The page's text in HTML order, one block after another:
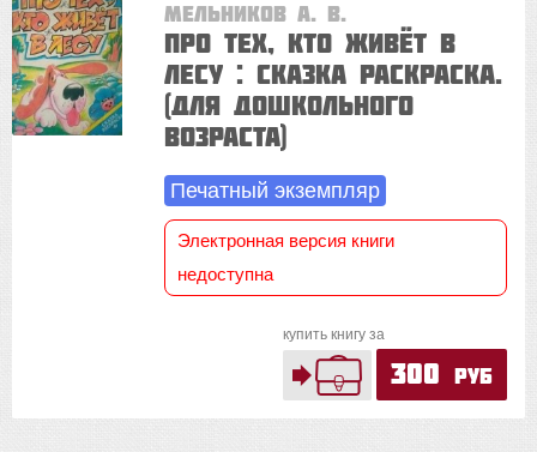
Мельников А. В.
Про тех, кто живёт в
лесу : сказка раскраска.
(для дошкольного
возраста)
Печатный экземпляр
Электронная версия книги
недоступна
купить книгу за
300 руб